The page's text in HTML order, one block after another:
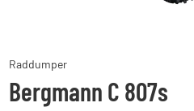
Raddumper
Bergmann C 807s